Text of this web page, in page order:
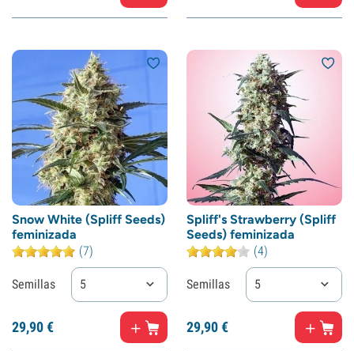
Snow White (Spliff Seeds)
feminizada
(7)
Semillas 5
29,90€
Spliff's Strawberry (Spliff
Seeds) feminizada
(4)
Semillas 5
29,90€